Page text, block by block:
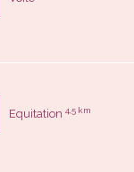
Equitation 4,5 km